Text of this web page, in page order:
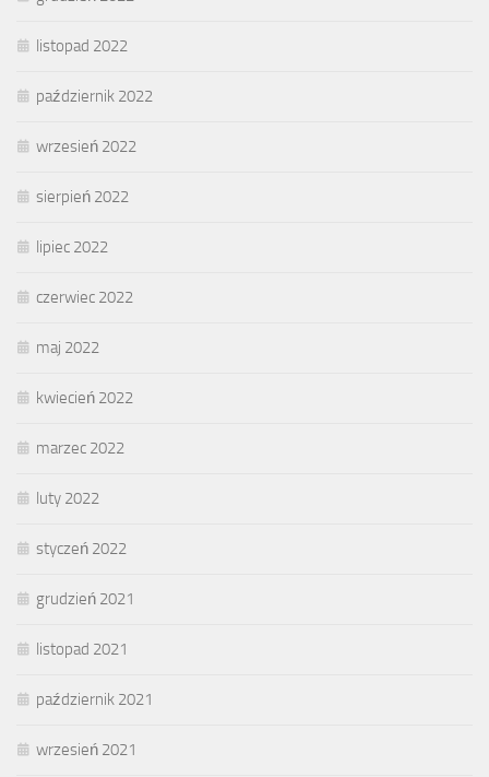
listopad 2022
październik 2022
wrzesień 2022
sierpień 2022
lipiec 2022
czerwiec 2022
maj 2022
kwiecień 2022
marzec 2022
luty 2022
styczeń 2022
grudzień 2021
listopad 2021
październik 2021
wrzesień 2021